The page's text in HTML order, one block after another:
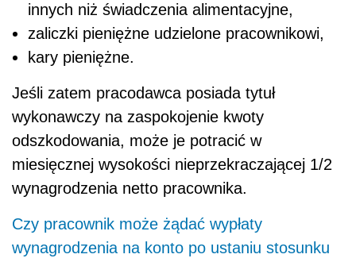
innych niż świadczenia alimentacyjne,
zaliczki pieniężne udzielone pracownikowi,
kary pieniężne.
Jeśli zatem pracodawca posiada tytuł
wykonawczy na zaspokojenie kwoty
odszkodowania, może je potracić w
miesięcznej wysokości nieprzekraczającej 1/2
wynagrodzenia netto pracownika.
Czy pracownik może żądać wypłaty
wynagrodzenia na konto po ustaniu stosunku